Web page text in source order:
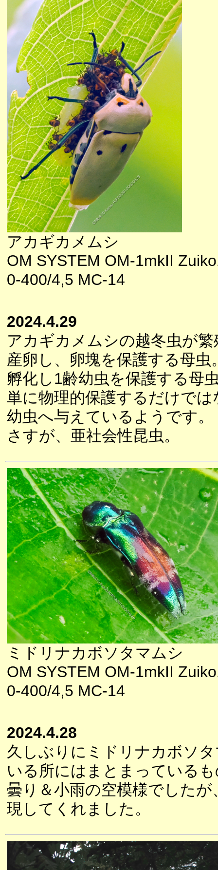
アカギカメムシ
OM SYSTEM OM-1mkII
0-400/4,5 MC-14
2024.4.29
アカギカメムシの越冬虫が
産卵し、卵塊を保護する母虫
孵化し1齢幼虫を保護する母
単に物理的保護するだけで
幼虫へ与えているようです。
さすが、亜社会性昆虫。
ミドリナカボソタマムシ
OM SYSTEM OM-1mkII
0-400/4,5 MC-14
2024.4.28
久しぶりにミドリナカボソ
いる所にはまとまっている
曇り＆小雨の空模様でした
現してくれました。